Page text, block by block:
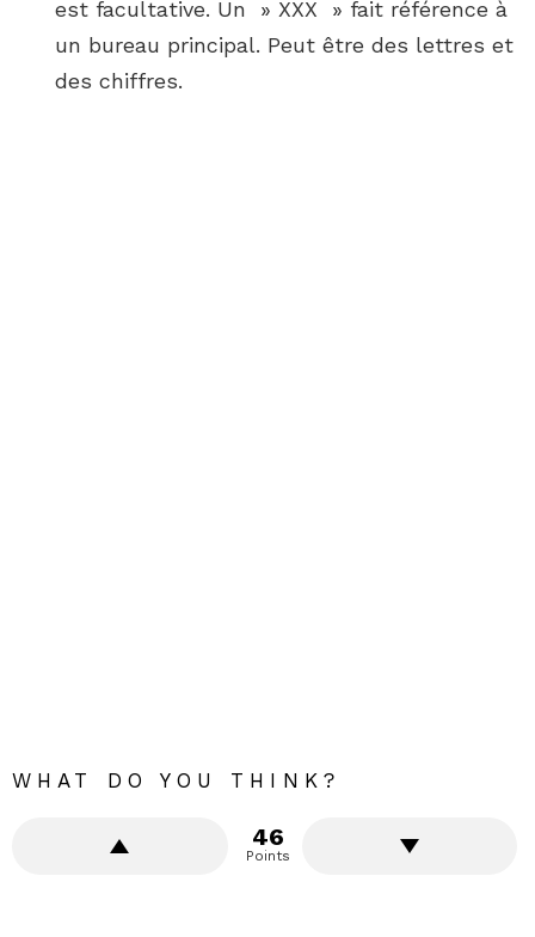
est facultative. Un » XXX » fait référence à
un bureau principal. Peut être des lettres et
des chiffres.
WHAT DO YOU THINK?
46
Points